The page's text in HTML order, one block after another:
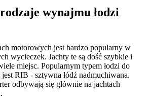
wynajmu łodzi
motorowych jest bardzo popularny w
wycieczek. Jachty te są dość szybkie i
miejsc. Popularnym typem łodzi do
RIB - sztywna łódź nadmuchiwana.
odbywają się głównie na jachtach